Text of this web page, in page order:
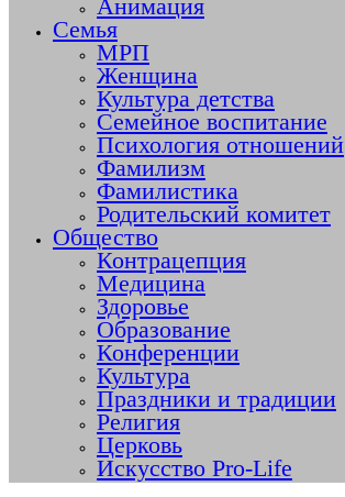
Анимация
Семья
МРП
Женщина
Культура детства
Семейное воспитание
Психология отношений
Фамилизм
Фамилистика
Родительский комитет
Общество
Контрацепция
Медицина
Здоровье
Образование
Конференции
Культура
Праздники и традиции
Религия
Церковь
Искусство Pro-Life